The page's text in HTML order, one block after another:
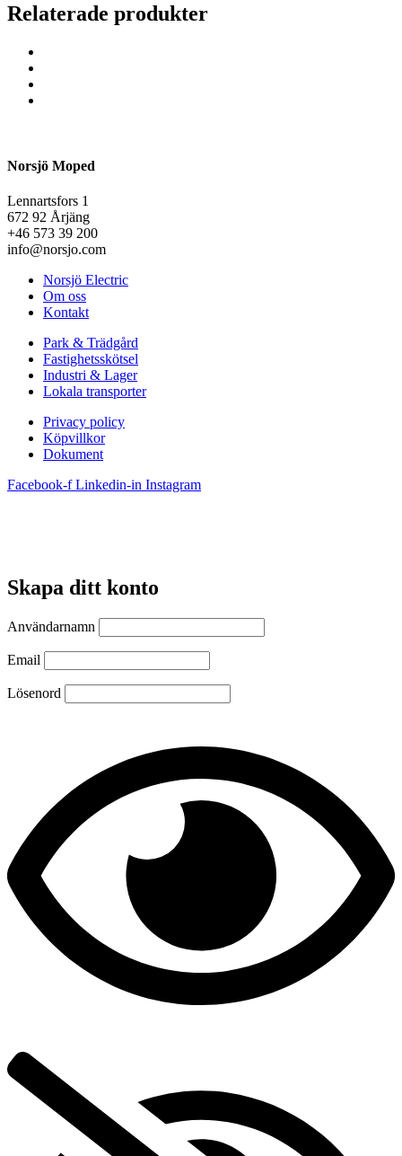
Relaterade produkter
Norsjö Moped
Lennartsfors 1
672 92 Årjäng
+46 573 39 200
info@norsjo.com
Norsjö Electric
Om oss
Kontakt
Park & Trädgård
Fastighetsskötsel
Industri & Lager
Lokala transporter
Privacy policy
Köpvillkor
Dokument
Facebook-f Linkedin-in Instagram
Skapa ditt konto
Användarnamn
Email
Lösenord